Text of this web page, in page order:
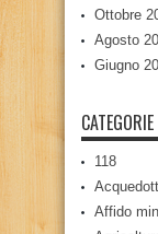
Ottobre
Agosto
Giugno
CATEGORIE
118
Affido